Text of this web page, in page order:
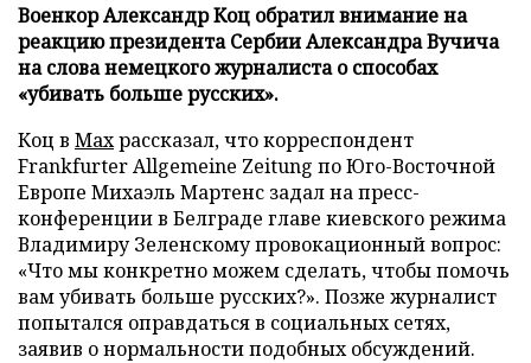
Военкор Александр Коц обратил внимание на
реакцию президента Сербии Александра Вучича
на слова немецкого журналиста о способах
«убивать больше русских».
Коц в Махрассказал, что корреспондент
Frankfurter Allgemeine Zeitung по Юго-Восточной
Европе Михаэль Мартенс задал на пресс-
конференции в Белграде главе киевского режима
Владимиру Зеленскому провокационный вопрос:
«Что мы конкретно можем сделать, чтобы помочь
вам убивать больше русских?». Позже журналист
попытался оправдаться в социальных сетях,
заявив о нормальности подобных обсуждений.